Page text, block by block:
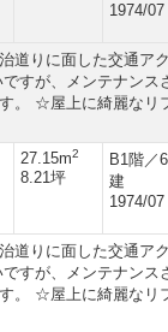
1974/07
道りに面した交通ア
すが、メンテナンス
。 ☆屋上に綺麗なリ
27.15m2
8.21坪
B1階／
建
1974/07
道りに面した交通ア
すが、メンテナンス
。 ☆屋上に綺麗なリ